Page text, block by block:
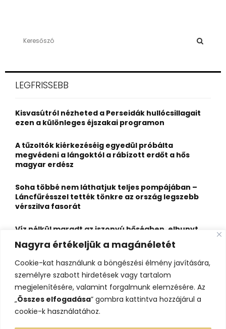
Nagyra értékeljük a magánéletét
Cookie-kat használunk a böngészési élmény javítására,
személyre szabott hirdetések vagy tartalom
megjelenítésére, valamint forgalmunk elemzésére. Az
„Összes elfogadása” gombra kattintva hozzájárul a
cookie-k használatához.
h
o
r
LEGFRISSEBB
Kisvasútról nézheted a Perseidák hullócsillagait
ezen a különleges éjszakai programon
A tűzoltók kiérkezéséig egyedül próbálta
megvédeni a lángoktól a rábízott erdőt a hős
magyar erdész
Soha többé nem láthatjuk teljes pompájában –
Láncfűrésszel tették tönkre az ország legszebb
vérszilva fasorát
Víz nélkül maradt az iszonyú hőségben, elhunyt
egy kiránduló a legnépszerűbb horvát
hegységben
Felbecsülhetetlen értékű honfoglaláskori
leletegyüttes került elő Pest megyében – videóval